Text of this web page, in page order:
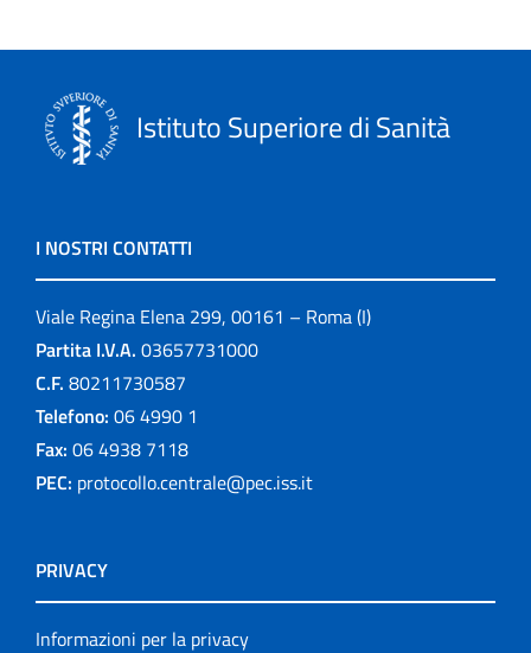
Istituto Superiore di Sanità
I NOSTRI CONTATTI
Viale Regina Elena 299, 00161 – Roma (I)
Partita I.V.A. 03657731000
C.F. 80211730587
Telefono: 06 4990 1
Fax: 06 4938 7118
PEC: protocollo.centrale@pec.iss.it
PRIVACY
Informazioni per la privacy